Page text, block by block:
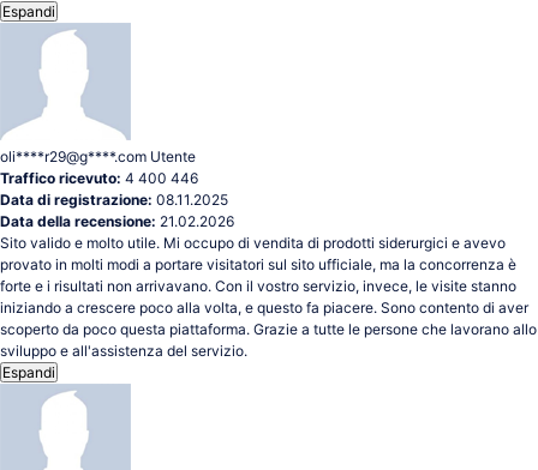
Espandi
oli****r29@g****.com Utente
Traffico ricevuto: 4 400 446
Data di registrazione: 08.11.2025
Data della recensione: 21.02.2026
Sito valido e molto utile. Mi occupo di vendita di prodotti siderurgici e avevo
provato in molti modi a portare visitatori sul sito ufficiale, ma la concorrenza è
forte e i risultati non arrivavano. Con il vostro servizio, invece, le visite stanno
iniziando a crescere poco alla volta, e questo fa piacere. Sono contento di aver
scoperto da poco questa piattaforma. Grazie a tutte le persone che lavorano allo
sviluppo e all'assistenza del servizio.
Espandi